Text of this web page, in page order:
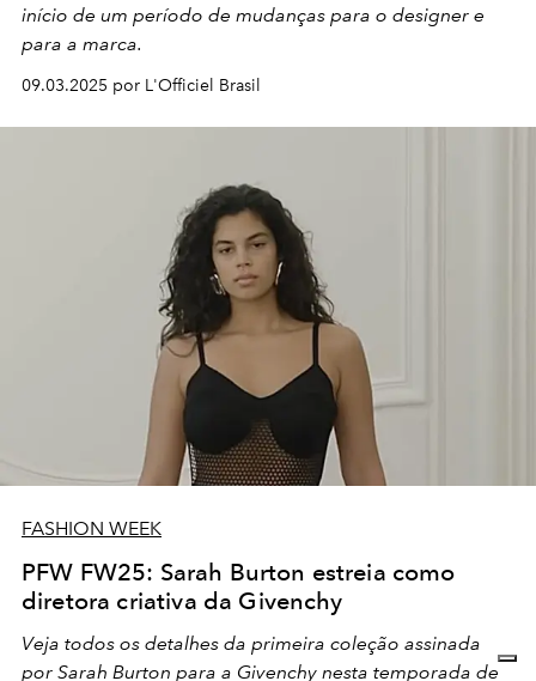
início de um período de mudanças para o designer e
para a marca.
09.03.2025 por L'Officiel Brasil
FASHION WEEK
PFW FW25: Sarah Burton estreia como
diretora criativa da Givenchy
Veja todos os detalhes da primeira coleção assinada
por Sarah Burton para a Givenchy nesta temporada de